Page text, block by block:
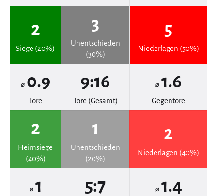
2
Siege (20%)
3
Unentschieden
(30%)
5
Niederlagen (50%)
⌀ 0.9
Tore
9:16
Tore (Gesamt)
⌀ 1.6
Gegentore
2
Heimsiege
(40%)
1
Unentschieden
(20%)
2
Niederlagen (40%)
⌀ 1 5:7 ⌀ 1.4